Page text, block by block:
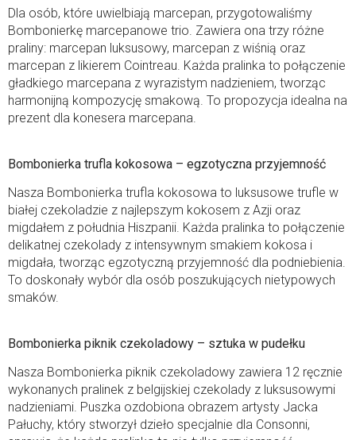
Dla osób, które uwielbiają marcepan, przygotowaliśmy
Bombonierkę marcepanowe trio. Zawiera ona trzy różne
praliny: marcepan luksusowy, marcepan z wiśnią oraz
marcepan z likierem Cointreau. Każda pralinka to połączenie
gładkiego marcepana z wyrazistym nadzieniem, tworząc
harmonijną kompozycję smakową. To propozycja idealna na
prezent dla konesera marcepana.
Bombonierka trufla kokosowa – egzotyczna przyjemność
Nasza Bombonierka trufla kokosowa to luksusowe trufle w
białej czekoladzie z najlepszym kokosem z Azji oraz
migdałem z południa Hiszpanii. Każda pralinka to połączenie
delikatnej czekolady z intensywnym smakiem kokosa i
migdała, tworząc egzotyczną przyjemność dla podniebienia.
To doskonały wybór dla osób poszukujących nietypowych
smaków.
Bombonierka piknik czekoladowy – sztuka w pudełku
Nasza Bombonierka piknik czekoladowy zawiera 12 ręcznie
wykonanych pralinek z belgijskiej czekolady z luksusowymi
nadzieniami. Puszka ozdobiona obrazem artysty Jacka
Pałuchy, który stworzył dzieło specjalnie dla Consonni,